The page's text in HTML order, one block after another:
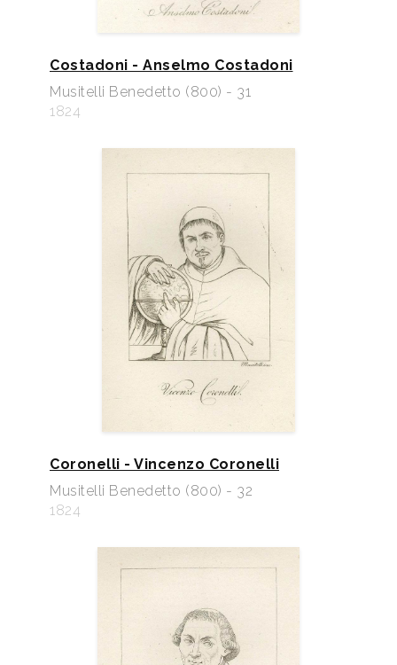
Costadoni - Anselmo Costadoni
Musitelli Benedetto (800) - 31
1824
Coronelli - Vincenzo Coronelli
Musitelli Benedetto (800) - 32
1824